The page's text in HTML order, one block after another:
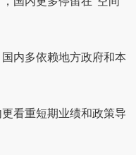
内多依赖地方政府和本
看重短期业绩和政策导